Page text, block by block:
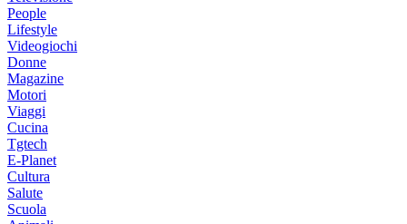
People
Lifestyle
Videogiochi
Donne
Magazine
Motori
Viaggi
Cucina
Tgtech
E-Planet
Cultura
Salute
Scuola